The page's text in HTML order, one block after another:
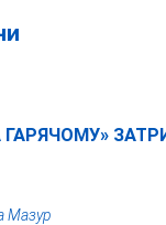
ГАРЯЧОМУ»
Мазур